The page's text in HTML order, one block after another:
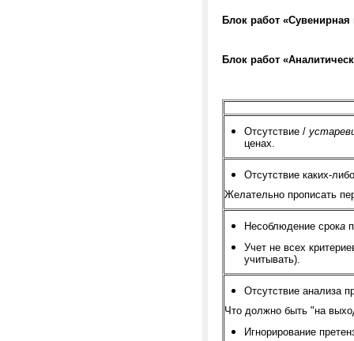
Блок работ «Сувенирная
Блок работ
Отсутствие /
ценах.
Отсутствие каких-
Желательно прописать
Несоблюдение срока
Учет не всех
учитывать).
Отсутствие анализа
Что должно быть "на
Игнорирование